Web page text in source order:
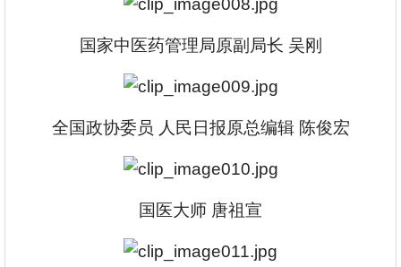
国家中医药管理局原副局长 吴刚
全国政协委员 人民日报原总编辑 陈俊宏
国医大师 唐祖宣